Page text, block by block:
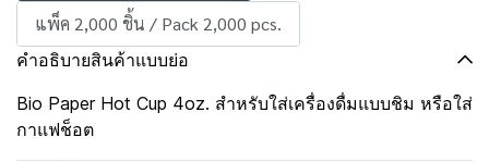
แพ็ค 2,000 ชิ้น / Pack 2,000 pcs.
คำอธิบายสินค้าแบบย่อ
Bio Paper Hot Cup 4oz. สำหรับใส่เครื่องดื่มแบบชิม หรือใส่
กาแฟช็อต